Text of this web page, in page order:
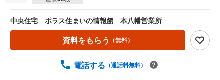
中央住宅 ポラス住まいの情報館 本八幡営業所
資料をもらう （無料）
電話する （通話料無料）